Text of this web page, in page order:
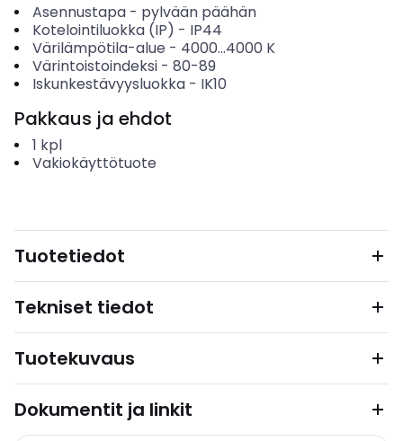
Asennustapa- pylvään päähän
Kotelointiluokka (IP) - IP44
Värilämpötila-alue - 4000...4000 K
Värintoistoindeksi- 80-89
Iskunkestävyysluokka- IK10
Pakkaus ja ehdot
1 kpl
Vakiokäyttötuote
Tuotetiedot
Tekniset tiedot
Tuotekuvaus
Dokumentit ja linkit